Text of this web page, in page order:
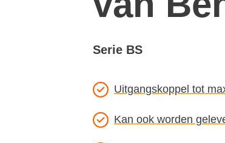
Serie BS
Uitgangskoppel tot
Kan ook worden